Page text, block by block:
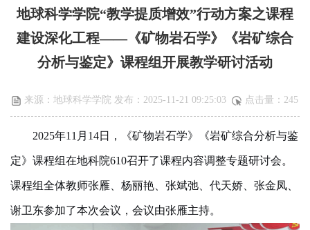
地球科学学院“教学提质增效”行动方案之课程
建设深化工程——《矿物岩石学》《岩矿综合
分析与鉴定》课程组开展教学研讨活动
来源：地球科学学院 发布：2025-11-21 09:25:03 点击量： 245
2025年11月14日，《矿物岩石学》《岩矿综合分析与鉴
定》课程组在地科院610召开了课程内容调整专题研讨会。
课程组全体教师张雁、杨丽艳、张斌弛、代天娇、张金凤、
谢卫东参加了本次会议，会议由张雁主持。